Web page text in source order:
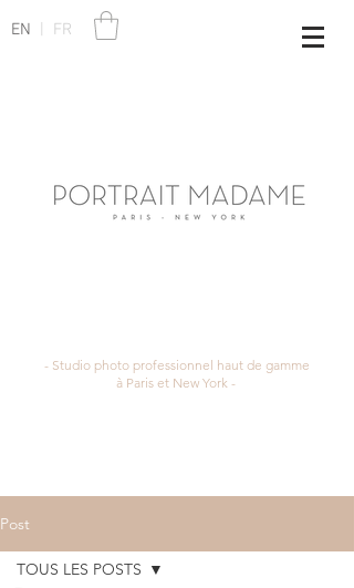
EN FR
- Studio photo professionnel haut de gamme
à Paris et New York -
Post
TOUS LES POSTS